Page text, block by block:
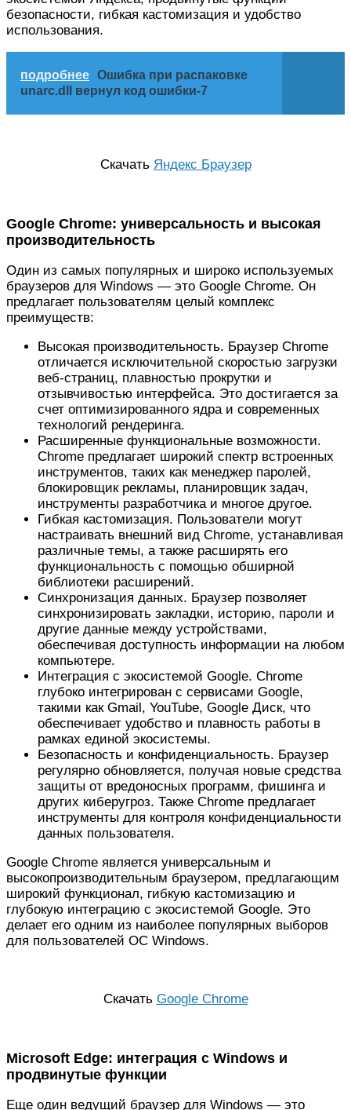
безопасности, гибкая кастомизация и удобство
использования.
подробнее Ошибка при распаковке
unarc.dll вернул код ошибки-7
Скачать Яндекс Браузер
Google Chrome: универсальность и высокая
производительность
Один из самых популярных и широко используемых
браузеров для Windows — это Google Chrome. Он
предлагает пользователям целый комплекс
преимуществ:
Высокая производительность. Браузер Chrome
отличается исключительной скоростью загрузки
веб-страниц, плавностью прокрутки и
отзывчивостью интерфейса. Это достигается за
счет оптимизированного ядра и современных
технологий рендеринга.
Расширенные функциональные возможности.
Chrome предлагает широкий спектр встроенных
инструментов, таких как менеджер паролей,
блокировщик рекламы, планировщик задач,
инструменты разработчика и многое другое.
Гибкая кастомизация. Пользователи могут
настраивать внешний вид Chrome, устанавливая
различные темы, а также расширять его
функциональность с помощью обширной
библиотеки расширений.
Синхронизация данных. Браузер позволяет
синхронизировать закладки, историю, пароли и
другие данные между устройствами,
обеспечивая доступность информации на любом
компьютере.
Интеграция с экосистемой Google. Chrome
глубоко интегрирован с сервисами Google,
такими как Gmail, YouTube, Google Диск, что
обеспечивает удобство и плавность работы в
рамках единой экосистемы.
Безопасность и конфиденциальность. Браузер
регулярно обновляется, получая новые средства
защиты от вредоносных программ, фишинга и
других киберугроз. Также Chrome предлагает
инструменты для контроля конфиденциальности
данных пользователя.
Google Chrome является универсальным и
высокопроизводительным браузером, предлагающим
широкий функционал, гибкую кастомизацию и
глубокую интеграцию с экосистемой Google. Это
делает его одним из наиболее популярных выборов
для пользователей ОС Windows.
Скачать Google Chrome
Microsoft Edge: интеграция с Windows и
продвинутые функции
Еще один ведущий браузер для Windows — это